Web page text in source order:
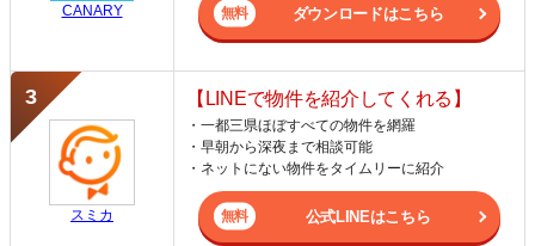
CANARY ダウンロードはこちら
スミカ
【LINEで物件を紹介してくれる】
・一都三県ほぼすべての物件を網羅
・早朝から深夜まで相談可能
・ネットにない物件をタイムリーに紹介
公式LINEはこちら